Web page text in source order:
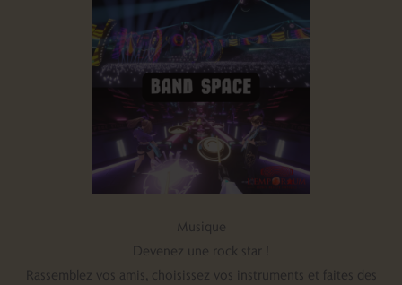
Musique
Devenez une rock star !
Rassemblez vos amis, choisissez vos instruments et faites des